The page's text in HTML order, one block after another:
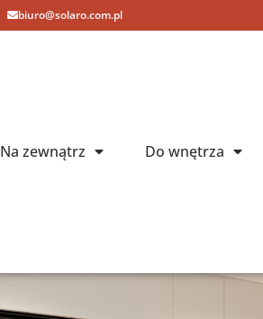
biuro@solaro.com.pl
Na zewnątrz Do wnętrza